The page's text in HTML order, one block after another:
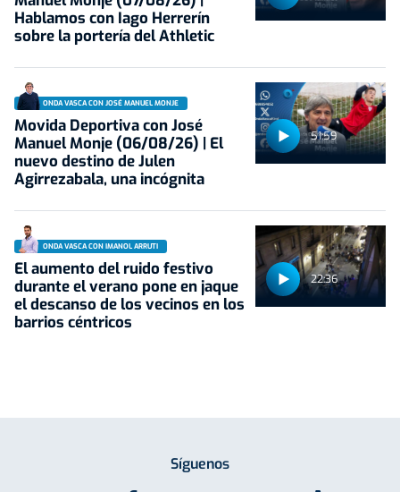
Hablamos con Iago Herrerín
sobre la portería del Athletic
51:59
ONDA VASCA CON JOSÉ MANUEL MONJE
Movida Deportiva con José
Manuel Monje (06/08/26) | El
nuevo destino de Julen
Agirrezabala, una incógnita
22:36
ONDA VASCA CON IMANOL ARRUTI
El aumento del ruido festivo
durante el verano pone en jaque
el descanso de los vecinos en los
barrios céntricos
Síguenos